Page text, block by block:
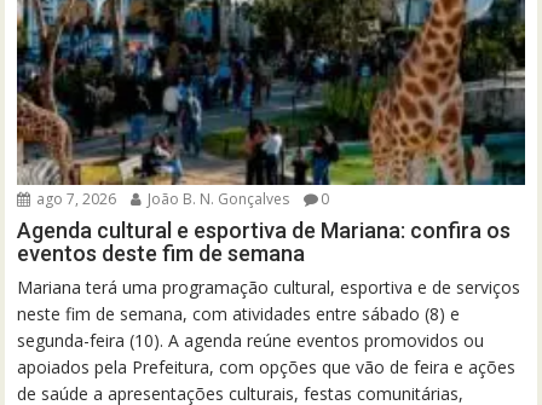
ago 7, 2026 João B. N. Gonçalves 0
Agenda cultural e esportiva de Mariana: confira os
eventos deste fim de semana
Mariana terá uma programação cultural, esportiva e de serviços
neste fim de semana, com atividades entre sábado (8) e
segunda-feira (10). A agenda reúne eventos promovidos ou
apoiados pela Prefeitura, com opções que vão de feira e ações
de saúde a apresentações culturais, festas comunitárias,